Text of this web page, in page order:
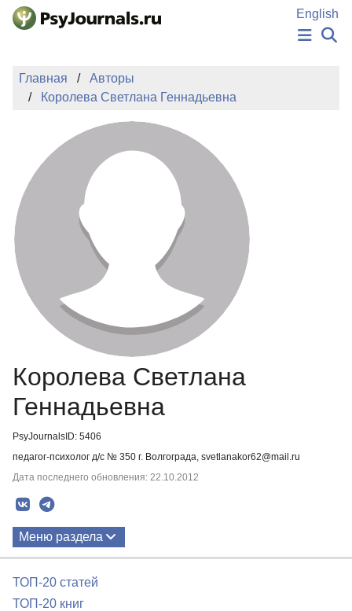
Перейти к основному содержанию
English
ИЗДАНИЯ
АВТОРЫ
ПОДАТЬ РУКОПИСЬ
БАЗА ЗНАНИЙ
КЛЮЧЕВЫЕ СЛОВА
Регистрация
Главная
Авторы
Королева Светлана Геннадьевна
Королева Светлана
Геннадьевна
PsyJournalsID: 5406
педагог-психолог д/c № 350 г. Волгограда, svetlanakor62@mail.ru
Дата последнего обновления: 22.10.2012
Меню раздела
ТОП-20 статей
ТОП-20 книг